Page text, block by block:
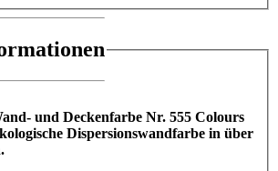
und Deckenfarbe Nr. 555 Colours
Dispersionswandfarbe in über